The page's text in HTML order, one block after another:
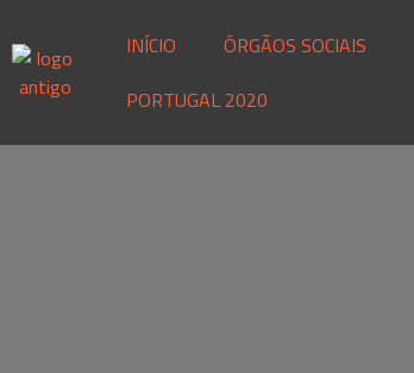
INÍCIO ÓRGÃOS SOCIAIS
PORTUGAL 2020